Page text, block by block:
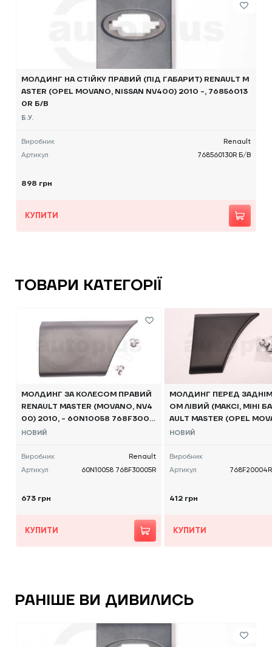
МОЛДИНГ НА СТІЙКУ ПРАВИЙ (ПІД ГАБАРИТ) RENAULT M
ASTER (OPEL MOVANO, NISSAN NV400) 2010 -, 76856013
0R Б/В
Б.У.
Виробник
Renault
Артикул
768560130R Б/В
898 грн
КУПИТИ
ТОВАРИ КАТЕГОРІЇ
МОЛДИНГ ЗА КОЛЕСОМ ПРАВИЙ
RENAULT MASTER (MOVANO, NV4
00) 2010, - 60N10058 768F3000
5R POLCAR
НОВИЙ
Виробник
Renault
Артикул
60N10058 768F30005R
673 грн
КУПИТИ
МОЛДИНГ ПЕРЕД
ОМ ЛІВИЙ (МАКСІ, МІНІ
AULT MASTER (OPEL
SSAN NV400) 2010 -,
НОВИЙ
Виробник
Артикул
412 грн
КУПИТИ
РАНІШЕ ВИ ДИВИЛИСЬ